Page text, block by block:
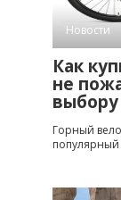
Новости
Как
не
Горный
популярный